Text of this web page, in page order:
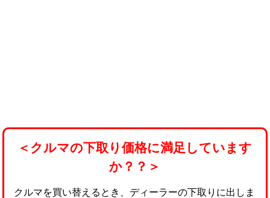
＜クルマの下取り価格に満足しています
か？？＞
クルマを買い替えるとき、ディーラーの下取りに出しま